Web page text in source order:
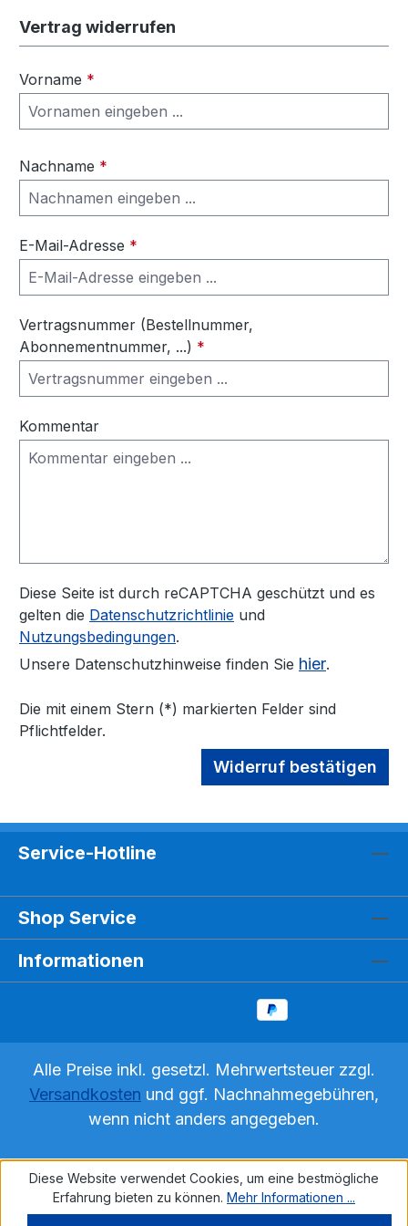
Vertrag widerrufen
Vorname *
Nachname *
E-Mail-Adresse *
Vertragsnummer (Bestellnummer,
Abonnementnummer, ...) *
Kommentar
Diese Seite ist durch reCAPTCHA geschützt und es
gelten die Datenschutzrichtlinie und
Nutzungsbedingungen.
Unsere Datenschutzhinweise finden Sie hier.
Die mit einem Stern (*) markierten Felder sind
Pflichtfelder.
Widerruf bestätigen
Service-Hotline
Shop Service
Informationen
Alle Preise inkl. gesetzl. Mehrwertsteuer zzgl.
Versandkosten und ggf. Nachnahmegebühren,
wenn nicht anders angegeben.
Diese Website verwendet Cookies, um eine bestmögliche
Erfahrung bieten zu können. Mehr Informationen ...